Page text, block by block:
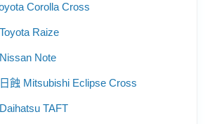
Corolla Cross
Raize
Note
蝕 Mitsubishi Eclipse Cross
TAFT